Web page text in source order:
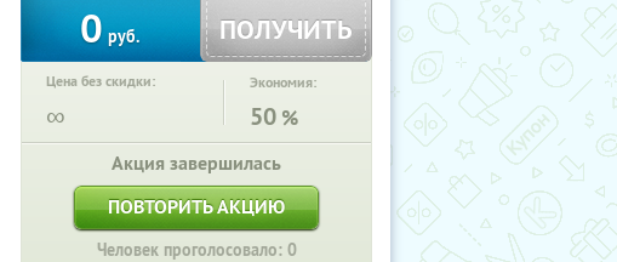
0 руб. ПОЛУЧИТЬ
Цена без скидки:
∞
Экономия:
50 %
Акция завершилась
ПОВТОРИТЬ АКЦИЮ
Человек проголосовало: 0